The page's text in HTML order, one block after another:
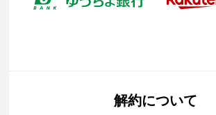
解約について